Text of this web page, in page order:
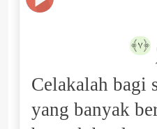
﴿٧﴾
Celakalah bagi
yang banyak